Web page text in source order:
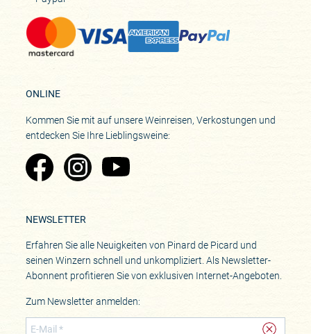
ONLINE
Kommen Sie mit auf unsere Weinreisen, Verkostungen und
entdecken Sie Ihre Lieblingsweine:
Zu Pinard's Facebook-Seite
Zu Pinard's Instagram-Seite
Zu Pinard's YouTube-Seite
NEWSLETTER
Erfahren Sie alle Neuigkeiten von Pinard de Picard und
seinen Winzern schnell und unkompliziert. Als Newsletter-
Abonnent profitieren Sie von exklusiven Internet-Angeboten.
Zum Newsletter anmelden: